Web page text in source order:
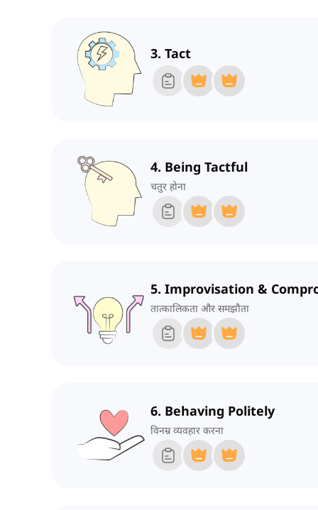
3. Tact
4. Being Tactful
चतुर होना
5. Improvisation &
तात्कालिकता और समझौता
6. Behaving Politely
विनम्र व्यवहार करना